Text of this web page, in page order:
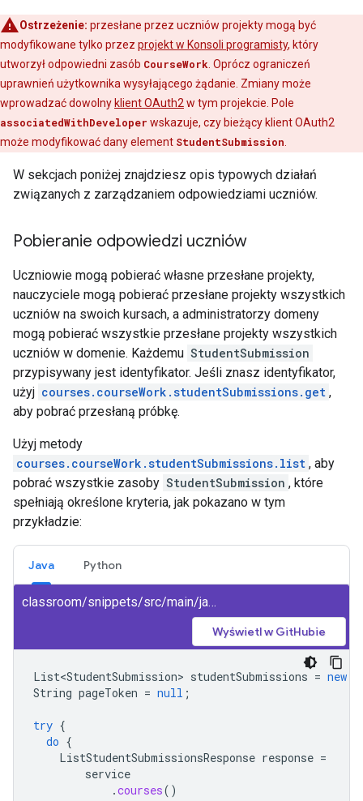
Ostrzeżenie: przesłane przez uczniów projekty mogą być
modyfikowane tylko przez projekt w Konsoli programisty, który
utworzył odpowiedni zasób CourseWork . Oprócz ograniczeń
uprawnień użytkownika wysyłającego żądanie. Zmiany może
wprowadzać dowolny klient OAuth2 w tym projekcie. Pole
associatedWithDeveloper wskazuje, czy bieżący klient OAuth2
może modyfikować dany element StudentSubmission
W sekcjach poniżej znajdziesz opis typowych działań
związanych z zarządzaniem odpowiedziami uczniów.
Pobieranie odpowiedzi uczniów
Uczniowie mogą pobierać własne przesłane projekty,
nauczyciele mogą pobierać przesłane projekty wszystkich
uczniów na swoich kursach, a administratorzy domeny
mogą pobierać wszystkie przesłane projekty wszystkich
uczniów w domenie. Każdemu StudentSubmission
przypisywany jest identyfikator. Jeśli znasz identyfikator,
użyj courses.courseWork.studentSubmissions.get ,
aby pobrać przesłaną próbkę.
Użyj metody
courses.courseWork.studentSubmissions.list , aby
pobrać wszystkie zasoby StudentSubmission , które
spełniają określone kryteria, jak pokazano w tym
przykładzie:
Java Python
classroom/snippets/src/main/java/ListSubmissions.java
Wyświetl w GitHubie
List<StudentSubmission> studentSubmissions = new
String pageToken = null ;
try {
do {
ListStudentSubmissionsResponse response =
service
.courses()